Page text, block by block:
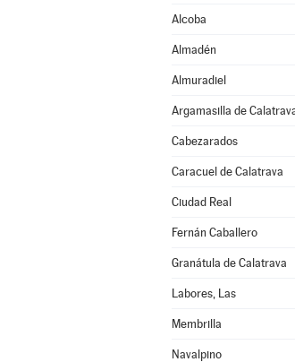
Alcoba
Almadén
Almuradiel
Argamasilla de
Cabezarados
Caracuel de Calatrava
Ciudad Real
Fernán Caballero
Granátula de Calatrava
Labores, Las
Membrilla
Navalpino